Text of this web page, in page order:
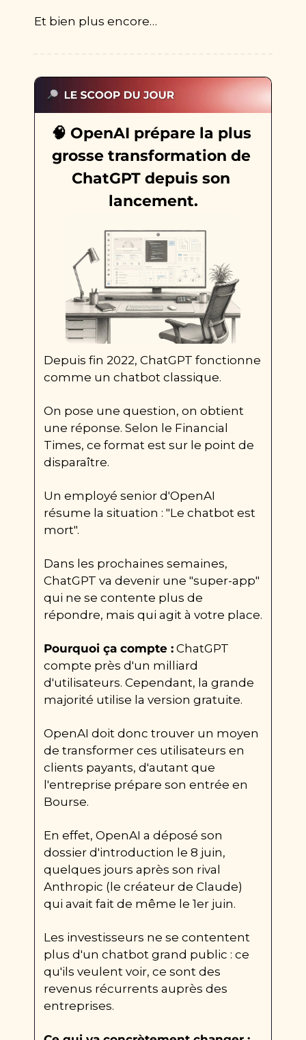
Et bien plus encore…
🧠 OpenAI prépare la plus
grosse transformation de
ChatGPT depuis son
lancement.
Depuis fin 2022, ChatGPT fonctionne
comme un chatbot classique.
On pose une question, on obtient
une réponse. Selon le Financial
Times, ce format est sur le point de
disparaître.
Un employé senior d'OpenAI
résume la situation : "Le chatbot est
mort".
Dans les prochaines semaines,
ChatGPT va devenir une "super-app"
qui ne se contente plus de
répondre, mais qui agit à votre place.
Pourquoi ça compte : ChatGPT
compte près d'un milliard
d'utilisateurs. Cependant, la grande
majorité utilise la version gratuite.
OpenAI doit donc trouver un moyen
de transformer ces utilisateurs en
clients payants, d'autant que
l'entreprise prépare son entrée en
Bourse.
En effet, OpenAI a déposé son
dossier d'introduction le 8 juin,
quelques jours après son rival
Anthropic (le créateur de Claude)
qui avait fait de même le 1er juin.
Les investisseurs ne se contentent
plus d'un chatbot grand public : ce
qu'ils veulent voir, ce sont des
revenus récurrents auprès des
entreprises.